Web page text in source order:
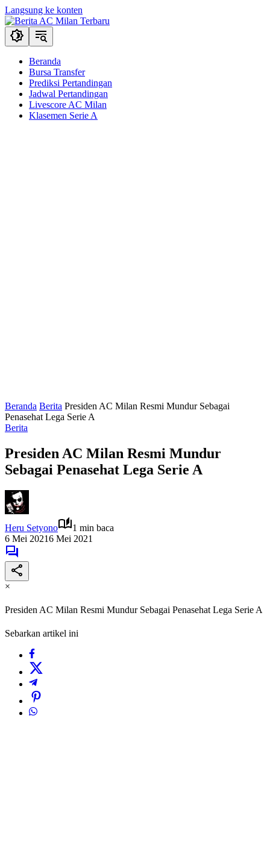
Langsung ke konten
Beranda
Bursa Transfer
Prediksi Pertandingan
Jadwal Pertandingan
Livescore AC Milan
Klasemen Serie A
Beranda Berita Presiden AC Milan Resmi Mundur Sebagai
Penasehat Lega Serie A
Berita
Presiden AC Milan Resmi Mundur
Sebagai Penasehat Lega Serie A
Heru Setyono
1 min baca
6 Mei 20216 Mei 2021
×
Presiden AC Milan Resmi Mundur Sebagai Penasehat Lega Serie A
Sebarkan artikel ini